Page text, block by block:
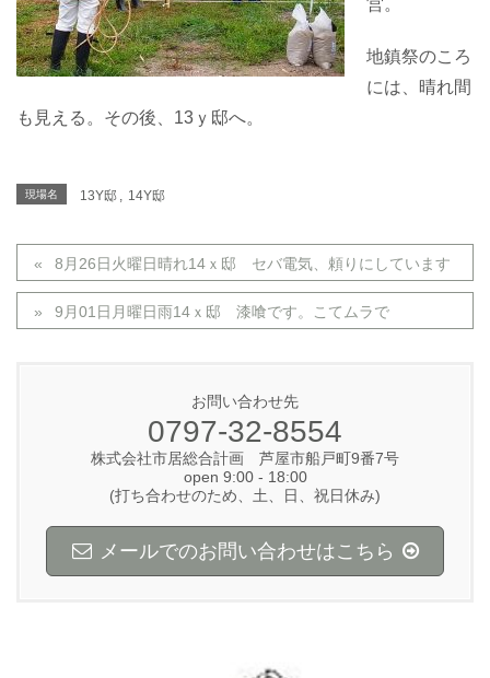
営。
地鎮祭のころ
には、晴れ間
も見える。その後、13ｙ邸へ。
現場名 13Y邸 14Y邸
8月26日火曜日晴れ14ｘ邸 セバ電気、頼りにしています
9月01日月曜日雨14ｘ邸 漆喰です。こてムラで
お問い合わせ先
0797-32-8554
株式会社市居総合計画 芦屋市船戸町9番7号
open 9:00 - 18:00
(打ち合わせのため、土、日、祝日休み)
メールでのお問い合わせはこちら